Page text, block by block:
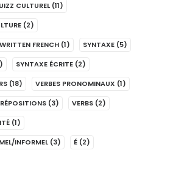
CULTUREL (11)
(2)
FRENCH (1) SYNTAXE (5)
SYNTAXE ÉCRITE (2)
(18) VERBES PRONOMINAUX (1)
(3) VERBS (2)
(1)
INFORMEL (3) É (2)